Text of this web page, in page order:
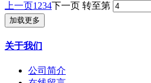
上一页1234下一页 转至第
加载更多
关于我们
公司简介